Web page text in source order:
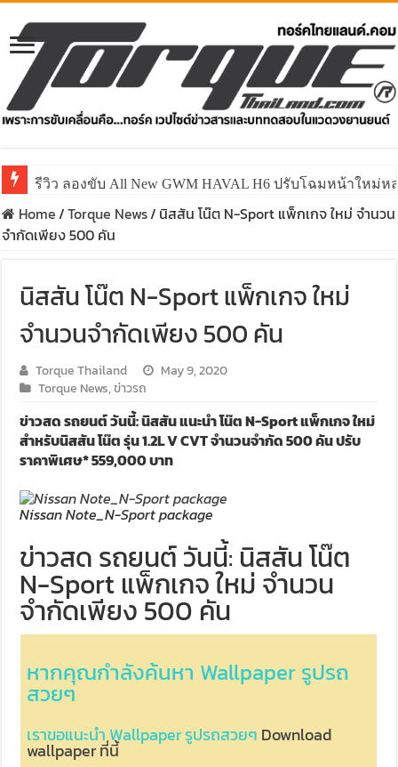
รีวิว ลองขับ All New GWM HAVAL H6 ปรับโฉมหน้าใหม่
คาราวาน ISUZU 2.2 Ddi MAXFORCE ท่องเที่ยวสัมผัสป
Home/Torque News/ นิสสัน โน๊ต N-Sport แพ็กเกจ ใหม่ จำนวน
จำกัดเพียง 500 คัน
นิสสัน โน๊ต N-Sport แพ็กเกจ ใหม่
จำนวนจำกัดเพียง 500 คัน
Torque Thailand
May 9, 2020
Torque News,ข่าวรถ
ข่าวสด รถยนต์ วันนี้: นิสสัน แนะนำ โน๊ต N-Sport แพ็กเกจ ใหม่
สำหรับนิสสัน โน๊ต รุ่น 1.2L V CVT จำนวนจำกัด 500 คัน ปรับ
ราคาพิเศษ* 559,000 บาท
Nissan Note_N-Sport package
ข่าวสด รถยนต์ วันนี้: นิสสัน โน๊ต
N-Sport แพ็กเกจ ใหม่ จำนวน
จำกัดเพียง 500 คัน
หากคุณกำลังค้นหา Wallpaper รูปรถ
สวยๆ
เราขอแนะนำ Wallpaper รูปรถสวยๆ Download
wallpaper ที่นี้